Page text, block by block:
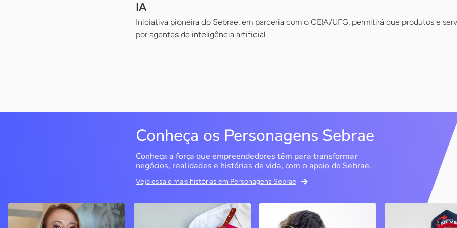
IA
Iniciativa pioneira do Sebrae, em parceria com o CEIA/UFG, permitirá que produtos e
por agentes de inteligência artificial
Conheça os Personagens Sebrae
Conheça a força que empreendedores têm para transformar
negócios, realidades e histórias de vida, com o apoio do Sebrae.
Veja essa e mais histórias em Personagens Sebrae
QualiMedi Saúde Miragem Moda Íntima Bipp Tecnologia Criatório